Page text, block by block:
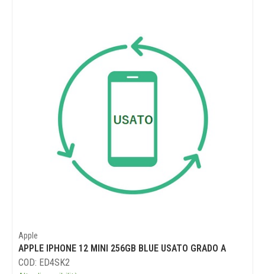
Apple
APPLE IPHONE 12 MINI 256GB BLUE USATO GRADO A
COD: ED4SK2